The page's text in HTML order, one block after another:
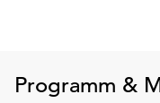
„Auswählen“.
Programm &